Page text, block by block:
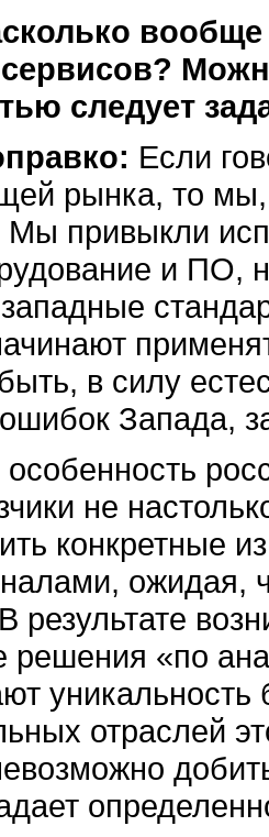
следует
Если
рынка, то
привыкли
и ПО,
в силу
Запада,
не
конкретные
ожидая,
результате
«по
уникальность
отраслей